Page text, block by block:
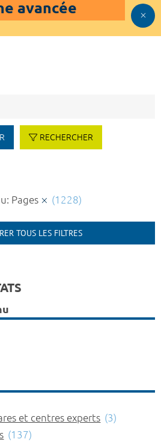
avancée
RECHERCHER
Pages (1228)
TOUS LES FILTRES
et centres experts (3)
(137)